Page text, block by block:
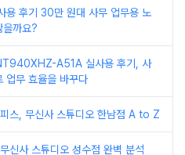
용 후기 30만 원대 사무 업무용 노
을까요?
A51A 실사용 후기, 사
업무 효율을 바꾸다
스, 무신사 스튜디오 한남점 A to Z
신사 스튜디오 성수점 완벽 분석